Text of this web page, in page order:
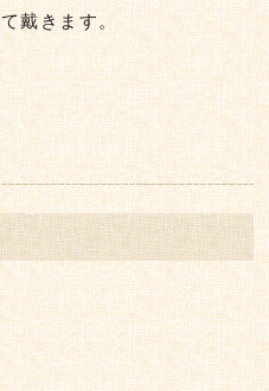
戴きます。